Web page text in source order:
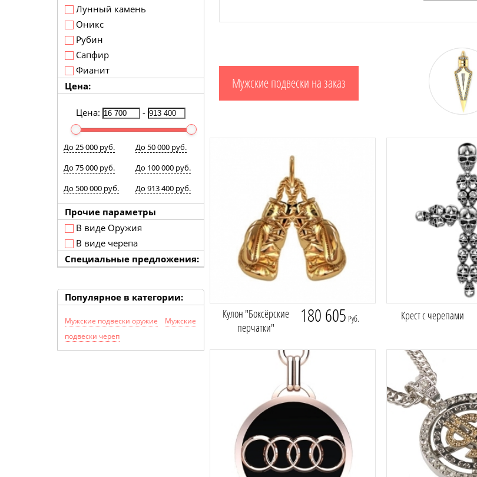
Лунный камень
Оникс
Рубин
Сапфир
Фианит
Цена:
Цена: -
До 25 000 руб.
До 50 000 руб.
До 75 000 руб.
До 100 000 руб.
До 500 000 руб.
До 913 400 руб.
Прочие параметры
В виде Оружия
В виде черепа
Специальные предложения:
Популярное в категории:
Мужские подвески оружие
Мужские
подвески череп
Мужские подвески на заказ
Кулон "Боксёрские
перчатки"
180 605 Руб. Крест с черепами